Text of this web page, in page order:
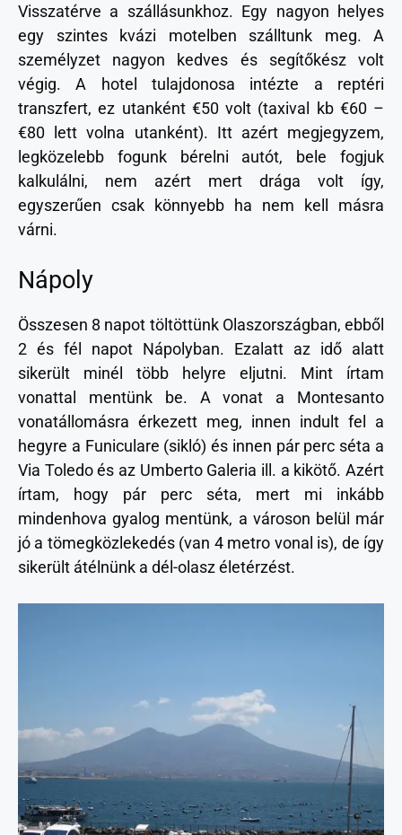
Visszatérve a szállásunkhoz. Egy nagyon helyes
egy szintes kvázi motelben szálltunk meg. A
személyzet nagyon kedves és segítőkész volt
végig. A hotel tulajdonosa intézte a reptéri
transzfert, ez utanként €50 volt (taxival kb €60 –
€80 lett volna utanként). Itt azért megjegyzem,
legközelebb fogunk bérelni autót, bele fogjuk
kalkulálni, nem azért mert drága volt így,
egyszerűen csak könnyebb ha nem kell másra
várni.
Nápoly
Összesen 8 napot töltöttünk Olaszországban, ebből
2 és fél napot Nápolyban. Ezalatt az idő alatt
sikerült minél több helyre eljutni. Mint írtam
vonattal mentünk be. A vonat a Montesanto
vonatállomásra érkezett meg, innen indult fel a
hegyre a Funiculare (sikló) és innen pár perc séta a
Via Toledo és az Umberto Galeria ill. a kikötő. Azért
írtam, hogy pár perc séta, mert mi inkább
mindenhova gyalog mentünk, a városon belül már
jó a tömegközlekedés (van 4 metro vonal is), de így
sikerült átélnünk a dél-olasz életérzést.